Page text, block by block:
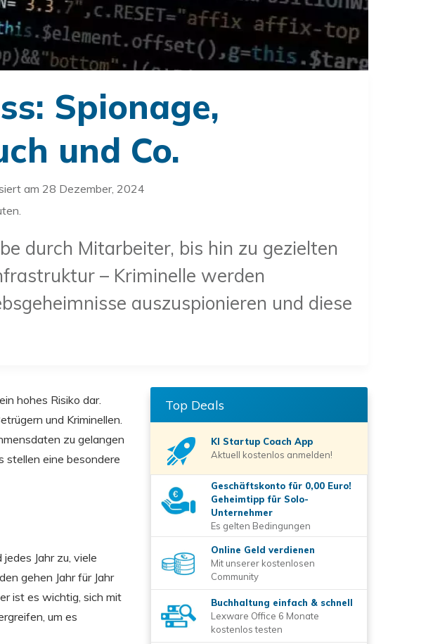
Spionage,
und Co.
am 28 Dezember, 2024
durch Mitarbeiter, bis hin zu gezielten
– Kriminelle werden
auszuspionieren und diese
hohes Risiko dar.
und Kriminellen.
zu gelangen
stellen eine besondere
Jahr zu, viele
gehen Jahr für Jahr
ist es wichtig, sich mit
um es
Top Deals
KI Startup Coach App
Aktuell kostenlos anmelden!
Geschäftskonto für 0,00 Euro!
Geheimtipp für Solo-
Unternehmer
Es gelten Bedingungen
Online Geld verdienen
Mit unserer kostenlosen
Community
Buchhaltung einfach & schnell
Lexware Office 6 Monate
kostenlos testen